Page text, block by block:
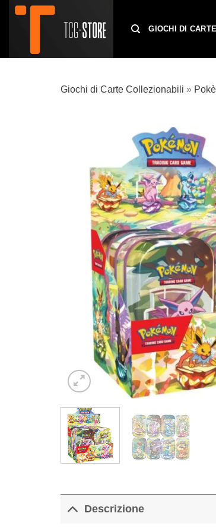
Salta
GIOCHI DI CARTE
Giochi di Carte Collezionabili »
Descrizione